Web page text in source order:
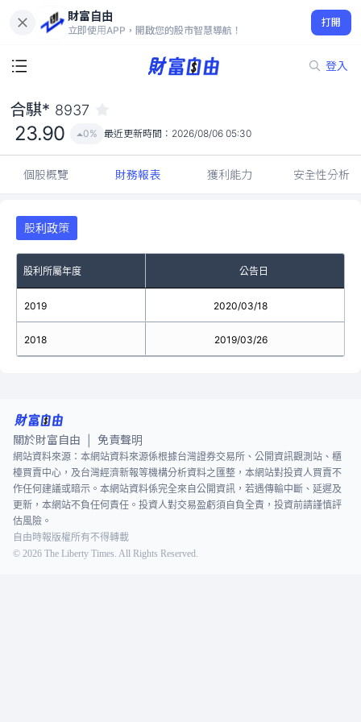
財富自由
立即使用APP，開啟您的股市智慧導航！
打開
登入
23.90
0%
合騏* 8937
23.90 0% 最近更新時間： 2026/08/06 05:30
個股概覽 財務報表 獲利能力 安全性分析
股利政策
股利所屬年度 公告日
2019
2018
2020/03/18
2019/03/26
關於財富自由 免責聲明
網站資料來源：本網站資料來源係根據台灣證券交易所、公開資訊觀測站、櫃
檯買賣中心，及台灣經濟新報等機構分析資料之匯整，本網站對投資人買賣不
作任何建議或暗示。本網站資料係完全來自公開資訊，若遇傳輸中斷、延遲及
更新，本網站不負任何責任。投資人對交易盈虧須自負全責，投資前請謹慎評
估風險。
自由時報版權所有不得轉載
© 2026 The Liberty Times. All Rights Reserved.